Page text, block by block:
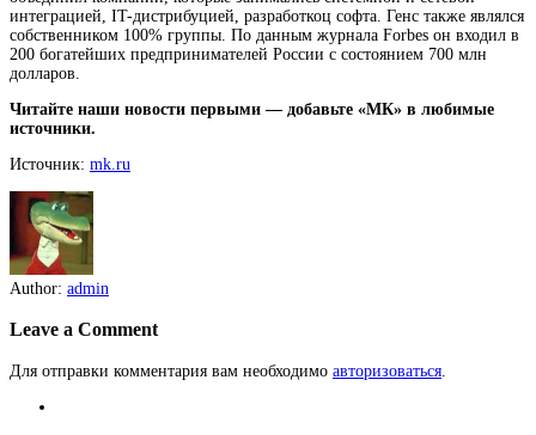
интеграцией, IT-дистрибуцией, разработкоц софта. Генс также являлся
собственником 100% группы. По данным журнала Forbes он входил в
200 богатейших предпринимателей России с состоянием 700 млн
долларов.
Читайте наши новости первыми — добавьте «МК» в любимые
источники.
Источник: mk.ru
Author: admin
Leave a Comment
Для отправки комментария вам необходимо авторизоваться